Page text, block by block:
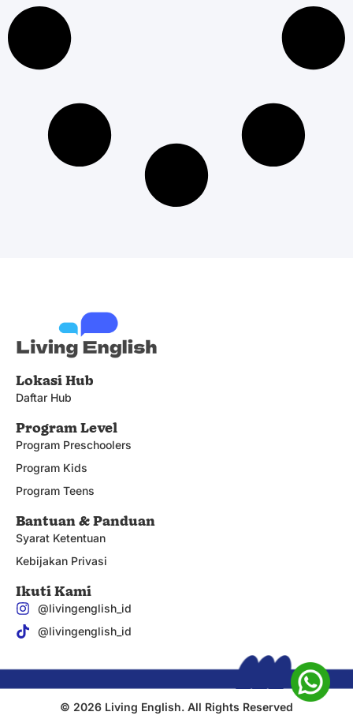
Lokasi Hub
Daftar Hub
Program Level
Program Preschoolers
Program Kids
Program Teens
Bantuan & Panduan
Syarat Ketentuan
Kebijakan Privasi
Ikuti Kami
@livingenglish_id
@livingenglish_id
© 2026 Living English. All Rights Reserved